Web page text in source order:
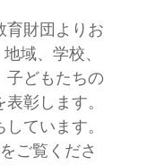
財団よりお
域、学校、
子どもたちの
彰します。
ています。
ご覧くださ